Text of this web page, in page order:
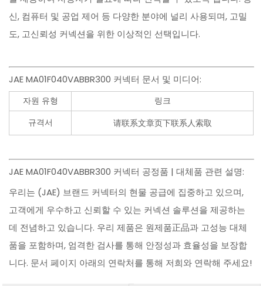
신, 컴퓨터 및 공업 제어 등 다양한 분야에 널리 사용되며, 고밀
도, 고신뢰성 커넥션을 위한 이상적인 선택입니다.
JAE MA01F040VABBR300 커넥터 문서 및 미디어:
자원 유형
링크
규격서
请联系文章页下联系人索取
JAE MA01F040VABBR300 커넥터 공정품 | 대체품 관련 설명:
우리는 (JAE) 브랜드 커넥터의 현물 공급에 집중하고 있으며,
고객에게 우수하고 신뢰할 수 있는 커넥션 솔루션을 제공하는
데 전념하고 있습니다. 우리 제품은 원제품正品과 고성능 대체
품을 포함하며, 엄격한 검사를 통해 안정성과 효율성을 보장합
니다. 문서 페이지 아래의 연락처를 통해 저희와 연락해 주세요!